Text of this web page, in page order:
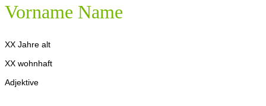
Vorname Name
XX Jahre alt
XX wohnhaft
Adjektive